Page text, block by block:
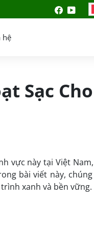
hệ
Sạc
vực này tại Việt
bài viết này,
xanh và bền vững.